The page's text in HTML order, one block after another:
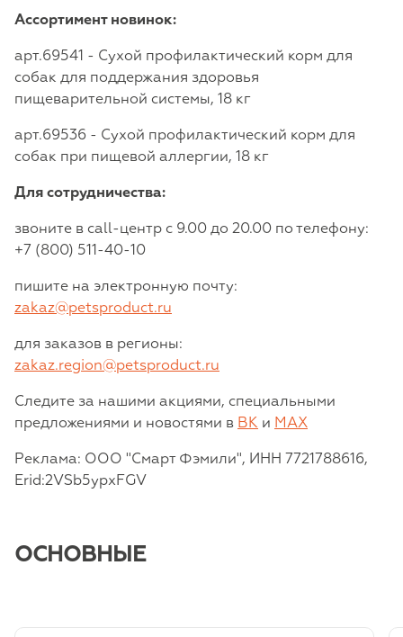
Ассортимент новинок:
арт.69541 - Сухой профилактический корм для
собак для поддержания здоровья
пищеварительной системы, 18 кг
арт.69536 - Сухой профилактический корм для
собак при пищевой аллергии, 18 кг
Для сотрудничества:
звоните в call-центр с 9.00 до 20.00 по телефону:
+7 (800) 511-40-10
пишите на электронную почту:
zakaz@petsproduct.ru
для заказов в регионы:
zakaz.region@petsproduct.ru
Следите за нашими акциями, специальными
предложениями и новостями в ВК и MAX
Реклама: ООО "Смарт Фэмили", ИНН 7721788616,
Erid:2VSb5ypxFGV
ОСНОВНЫЕ